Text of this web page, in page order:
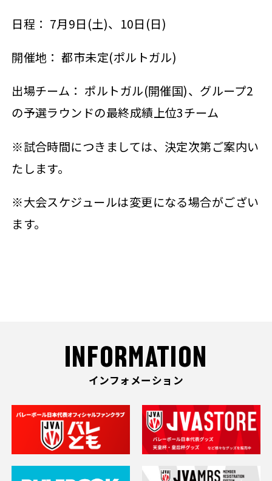
日程： 7月9日(土)、10日(日)
開催地： 都市未定(ポルトガル)
出場チーム： ポルトガル(開催国)、グループ2
の予選ラウンドの最終成績上位3チーム
※試合時間につきましては、決定次第ご案内い
たします。
※大会スケジュールは変更になる場合がござい
ます。
INFORMATION
インフォメーション